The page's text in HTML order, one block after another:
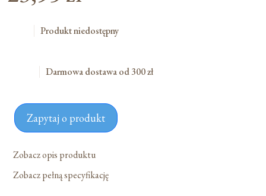
Produkt niedostępny
Darmowa dostawa od 300 zł
Zapytaj o produkt
Zobacz opis produktu
Zobacz pełną specyfikację